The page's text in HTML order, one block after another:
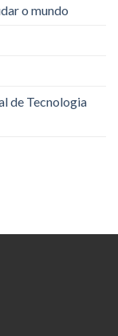
o mundo
de Tecnologia